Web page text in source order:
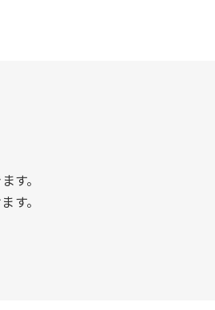
す。
す。